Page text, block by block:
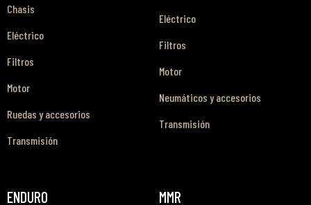
Chasis
Eléctrico
Filtros
Motor
Ruedas y accesorios
Transmisión
Eléctrico
Filtros
Motor
Neumáticos y accesorios
Transmisión
ENDURO
MMR